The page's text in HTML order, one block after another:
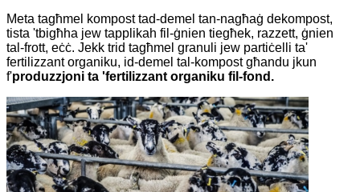
Meta tagħmel kompost tad-demel tan-nagħaġ dekompost,
tista 'tbigħha jew tapplikah fil-ġnien tiegħek, razzett, ġnien
tal-frott, eċċ. Jekk trid tagħmel granuli jew partiċelli ta'
fertilizzant organiku, id-demel tal-kompost għandu jkun
f'produzzjoni ta 'fertilizzant organiku fil-fond.